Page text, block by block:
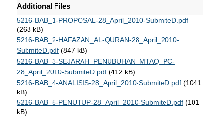
Additional Files
5216-BAB_1-PROPOSAL-28_April_2010-SubmiteD.pdf
(268 kB)
5216-BAB_2-HAFAZAN_AL-QURAN-28_April_2010-
SubmiteD.pdf(847 kB)
5216-BAB_3-SEJARAH_PENUBUHAN_MTAQ_PC-
28_April_2010-SubmiteD.pdf(412 kB)
5216-BAB_4-ANALISIS-28_April_2010-SubmiteD.pdf(1041
kB)
5216-BAB_5-PENUTUP-28_April_2010-SubmiteD.pdf(101
kB)